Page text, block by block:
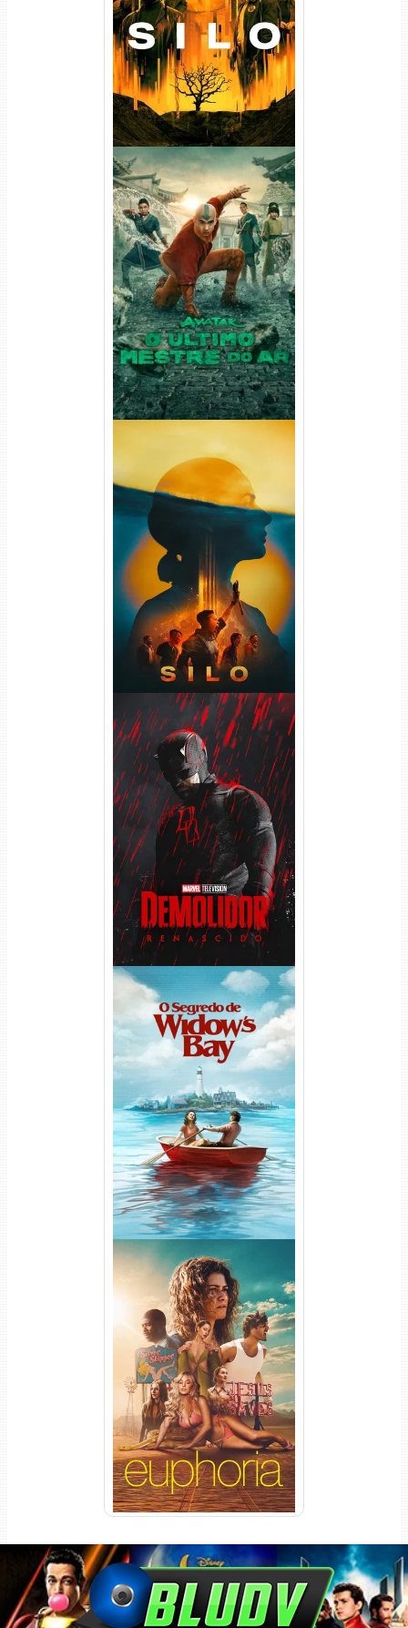
(2023) WEB-DL
720p/1080p/4K Dual Áudio
Avatar: O Último Mestre do
Ar 2ª Temporada Torrent
(2026) WEB-DL 1080p Dual
Áudio
Silo 2ª Temporada (2024)
WEB-DL 1080p Dual Áudio
Demolidor: Renascido 2ª
Temporada (2026) WEB-DL
1080p Dual Áudio
O Segredo de Widow’s Bay
1ª Temporada Torrent (2026)
WEB-DL 1080p Dual Áudio
Euphoria 3ª Temporada
Torrent (2026) WEB-DL 1080p
Dual Áudio